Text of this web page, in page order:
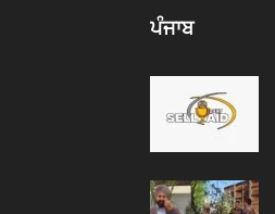
ਪੰਜਾਬ